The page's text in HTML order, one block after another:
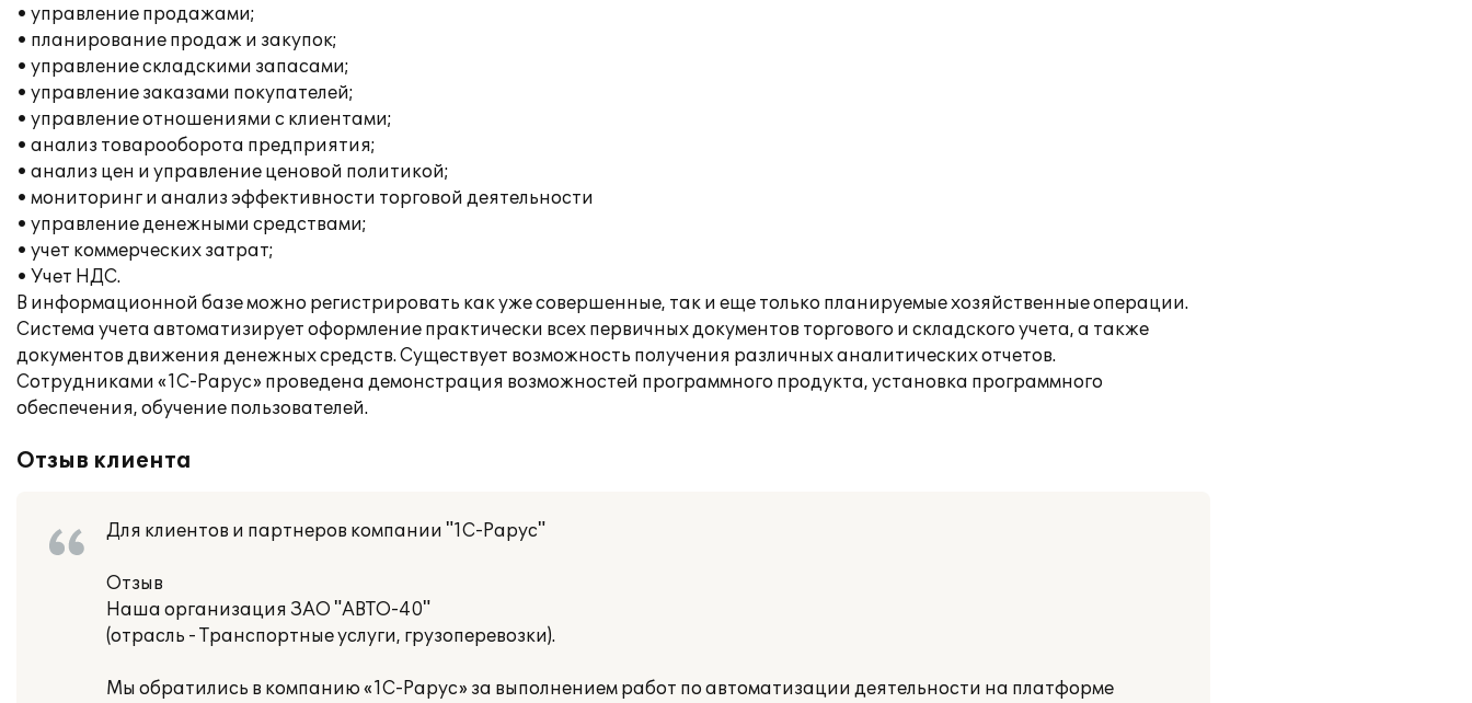
• управление продажами;
• планирование продаж и закупок;
• управление складскими запасами;
• управление заказами покупателей;
• управление отношениями с клиентами;
• анализ товарооборота предприятия;
• анализ цен и управление ценовой политикой;
• мониторинг и анализ эффективности торговой деятельности
• управление денежными средствами;
• учет коммерческих затрат;
• Учет НДС.
В информационной базе можно регистрировать как уже совершенные, так и еще только планируемые хозяйственные операции.
Система учета автоматизирует оформление практически всех первичных документов торгового и складского учета, а также
документов движения денежных средств. Существует возможность получения различных аналитических отчетов.
Сотрудниками «1С-Рарус» проведена демонстрация возможностей программного продукта, установка программного
обеспечения, обучение пользователей.
Отзыв клиента
Для клиентов и партнеров компании "1С-Рарус"
Отзыв
Наша организация ЗАО "АВТО-40"
(отрасль - Транспортные услуги, грузоперевозки).
Мы обратились в компанию «1С-Рарус» за выполнением работ по автоматизации деятельности на платформе